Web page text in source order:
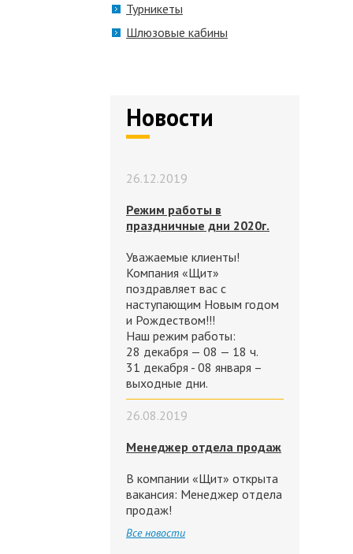
Турникеты
Шлюзовые кабины
Новости
26.12.2019
Режим работы в
праздничные дни 2020г.
Уважаемые клиенты!
Компания «Щит»
поздравляет вас с
наступающим Новым годом
и Рождеством!!!
Наш режим работы:
28 декабря — 08 — 18 ч.
31 декабря - 08 января –
выходные дни.
26.08.2019
Менеджер отдела продаж
В компании «Щит» открыта
вакансия: Менеджер отдела
продаж!
Все новости